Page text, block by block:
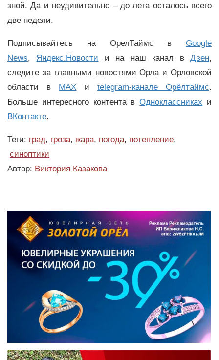
зной. Да и неудивительно – до лета осталось всего
две недели.
Подписывайтесь на ОрелТаймс в Google
News, Яндекс.Новости и на наш канал вДзен,
следите за главными новостями Орла и Орловской
области в MAX и telegram-канале Орёлтаймс.
Больше интересного контента вОдноклассниках и
ВКонтакте.
Теги: град, гроза, жара, погода, потепление,
синоптики
Автор: Виктория Казакова